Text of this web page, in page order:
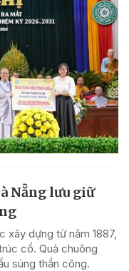
Nẵng lưu giữ
xây dựng từ năm 1887,
cổ. Quả chuông
súng thần công.